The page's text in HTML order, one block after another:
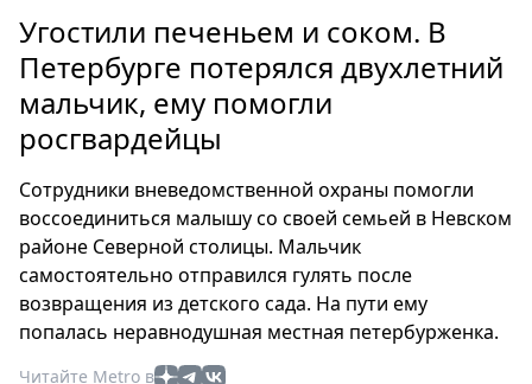
Россия
Мир
Здоровье
Еда
Туризм
Мода
Театр
Кино
Афиша
Книги
Выставки
Угостили печеньем и соком. В
Петербурге потерялся двухлетний
мальчик, ему помогли
росгвардейцы
Сотрудники вневедомственной охраны помогли
воссоединиться малышу со своей семьей в Невском
районе Северной столицы. Мальчик
самостоятельно отправился гулять после
возвращения из детского сада. На пути ему
попалась неравнодушная местная петербурженка.
Читайте Metro в